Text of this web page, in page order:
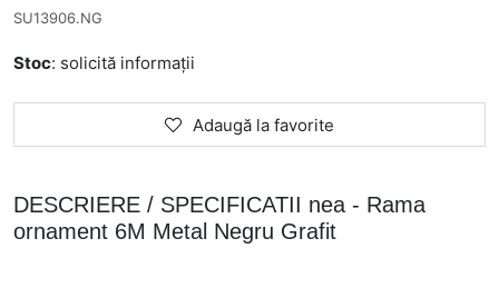
SU13906.NG
Stoc: solicită informații
Adaugă la favorite
DESCRIERE / SPECIFICATII nea - Rama
ornament 6M Metal Negru Grafit